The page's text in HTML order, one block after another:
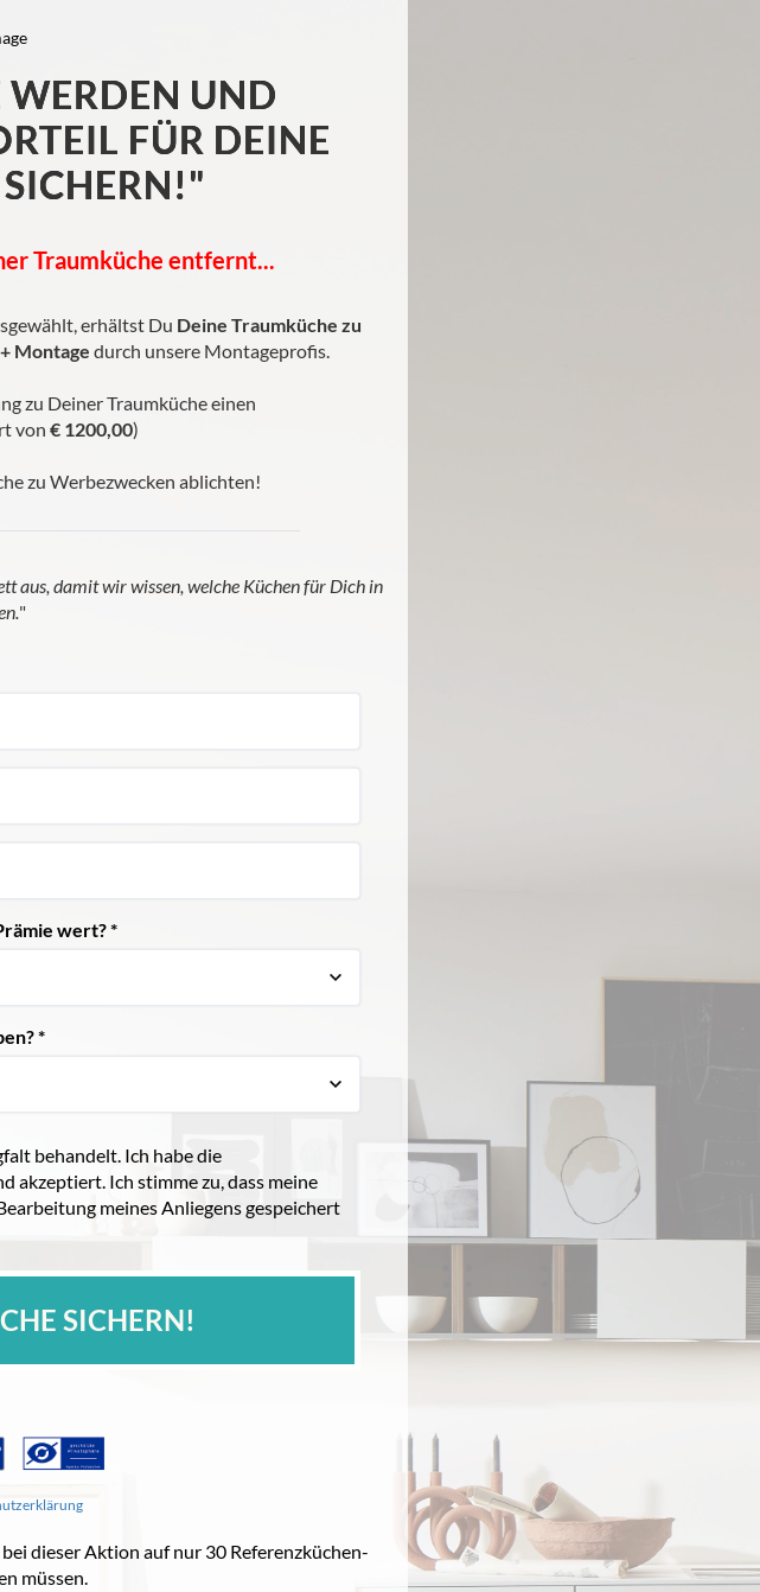
UND
FÜR DEINE
Traumküche entfernt...
erhältst Du Deine Traumküche zu
Montage durch unsere Montageprofis.
zu Deiner Traumküche einen
von € 1200,00)
zu Werbezwecken ablichten!
aus, damit wir wissen, welche Küchen für Dich in
"
wert? *
*
behandelt. Ich habe die
akzeptiert. Ich stimme zu, dass meine
meines Anliegens gespeichert
SICHERN!
dieser Aktion auf nur 30 Referenzküchen-
müssen.